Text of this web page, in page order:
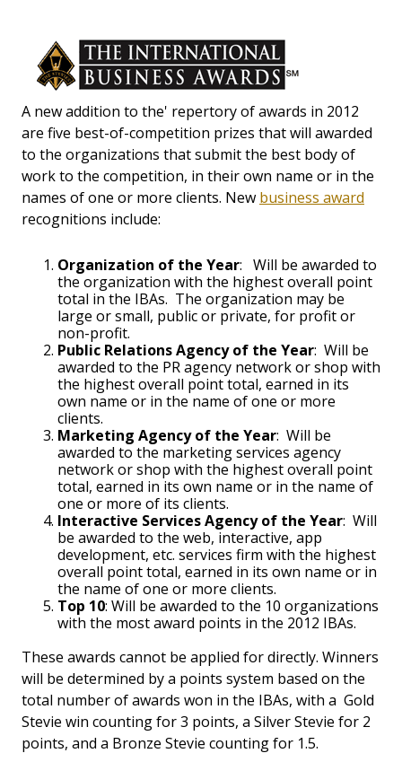
A new addition to the' repertory of awards in 2012
are five best-of-competition prizes that will awarded
to the organizations that submit the best body of
work to the competition, in their own name or in the
names of one or more clients. New business award
recognitions include:
Organization of the Year: Will be awarded to
the organization with the highest overall point
total in the IBAs. The organization may be
large or small, public or private, for profit or
non-profit.
Public Relations Agency of the Year: Will be
awarded to the PR agency network or shop with
the highest overall point total, earned in its
own name or in the name of one or more
clients.
Marketing Agency of the Year: Will be
awarded to the marketing services agency
network or shop with the highest overall point
total, earned in its own name or in the name of
one or more of its clients.
Interactive Services Agency of the Year: Will
be awarded to the web, interactive, app
development, etc. services firm with the highest
overall point total, earned in its own name or in
the name of one or more clients.
Top 10: Will be awarded to the 10 organizations
with the most award points in the 2012 IBAs.
These awards cannot be applied for directly. Winners
will be determined by a points system based on the
total number of awards won in the IBAs, with a Gold
Stevie win counting for 3 points, a Silver Stevie for 2
points, and a Bronze Stevie counting for 1.5.